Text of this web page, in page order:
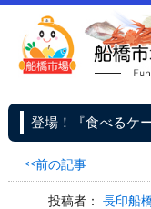
登場！『食べるケー
<<前の記事
投稿者：長印船